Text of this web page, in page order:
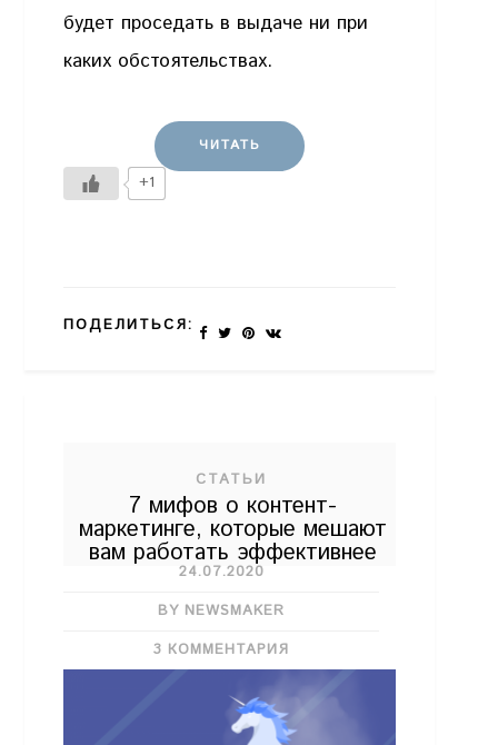
будет проседать в выдаче ни при
каких обстоятельствах.
ЧИТАТЬ
+1
ПОДЕЛИТЬСЯ:
СТАТЬИ
7 мифов о контент-
маркетинге, которые мешают
вам работать эффективнее
24.07.2020
BY NEWSMAKER
3 КОММЕНТАРИЯ